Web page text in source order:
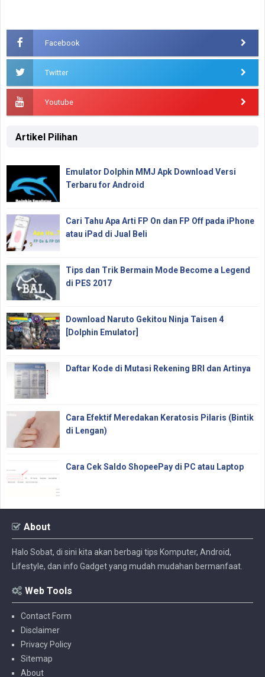
Facebook
Twitter
Youtube
Artikel Pilihan
Emulator Dolphin MMJ Apk Download Versi
Terbaru for Android
Cari Tahu Apa Arti FP On dan FP Off pada iPhone
atau iPad di Jual Beli
Tips dan Trik Bermain Mode Become a Legend
di PES 2017
Download Naruto Gekitou Ninja Taisen 4
[Dolphin Emulator]
Daftar Kode di Mutasi Rekening BRI dan Artinya
Cara Efektif Meredakan Keratosis Pilaris (Bintik
di Lengan)
Cara Cek Saldo ShopeePay di PC atau Laptop
About
Halo Sobat, di sini kita akan berbagi tips Komputer, Android,
Lifestyle, dan info Gadget yang mudah mudahan bermanfaat.
Web Tools
Contact Form
Disclaimer
Privacy Policy
Sitemap
About